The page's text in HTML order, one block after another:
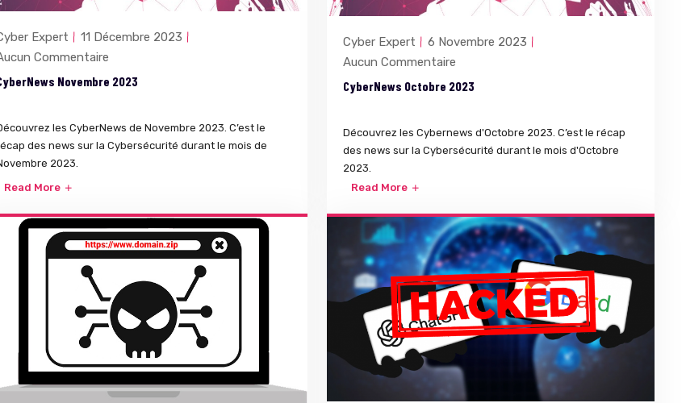
Expert
11 Décembre 2023
Commentaire
Novembre 2023
les CyberNews de Novembre 2023. C’est le
des news sur la Cybersécurité durant le mois de
2023.
Read More
Cyber Expert
6 Novembre 2023
Aucun Commentaire
CyberNews Octobre 2023
Découvrez les Cybernews d'Octobre 2023. C’est le récap
des news sur la Cybersécurité durant le mois d'Octobre
2023.
Read More